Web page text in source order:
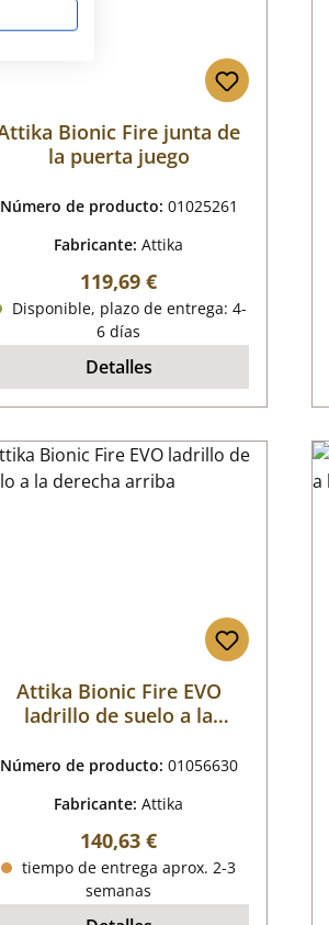
Bionic Fire junta de
la puerta juego
Número de producto: 01025261
Fabricante:Attika
Precio normal:
119,69 €
Disponible, plazo de entrega: 4-
6 días
Detalles
Attika Bionic Fire EVO
ladrillo de suelo a la
Número de producto: 01056630
Fabricante:Attika
Precio normal:
140,63 €
tiempo de entrega aprox. 2-3
semanas